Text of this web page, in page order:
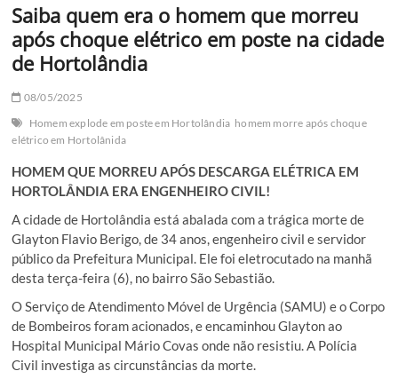
Saiba quem era o homem que morreu
após choque elétrico em poste na cidade
de Hortolândia
08/05/2025
Homem explode em poste em Hortolândia homem morre após choque
elétrico em Hortolânida
HOMEM QUE MORREU APÓS DESCARGA ELÉTRICA EM
HORTOLÂNDIA ERA ENGENHEIRO CIVIL!
A cidade de Hortolândia está abalada com a trágica morte de
Glayton Flavio Berigo, de 34 anos, engenheiro civil e servidor
público da Prefeitura Municipal. Ele foi eletrocutado na manhã
desta terça-feira (6), no bairro São Sebastião.
O Serviço de Atendimento Móvel de Urgência (SAMU) e o Corpo
de Bombeiros foram acionados, e encaminhou Glayton ao
Hospital Municipal Mário Covas onde não resistiu. A Polícia
Civil investiga as circunstâncias da morte.